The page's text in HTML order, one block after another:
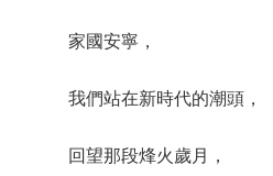
家國安寧，
我們站在新時代的潮頭，
回望那段烽火歲月，